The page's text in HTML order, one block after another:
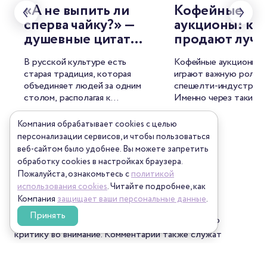
«А не выпить ли
сперва чайку?» —
душевные цитаты
о чае от
знаменитых
русских
писателей
В русской культуре есть
старая традиция, которая
объединяет людей за одним
столом, располагая к
душевной беседе. И
называется она — чаепитие.
Для русского человека это
целый ритуал, символ
гостеприимства, повод для
философских размышлений.
Неудивительно, что
напиток нашёл отражение и
в литературе.
Читать →
Кофейные
аукционы: как
продают
лоты мира
Кофейные аукционы
играют важную роль в
спешелти-индустрии.
Именно через такие
лучшие лоты
рынок, формируются
открываются новые
среди
фермеров это
среднего и заявить о
мире. Для
шанс найти зерна с
уникальным вкусом.
покупателей —
попробовать редкий
Читать →
Комментарии
Мы читаем все комментарии и принимаем любую
критику во внимание. Комментарии также служат
Компания обрабатывает cookies с целью
персонализации сервисов, и чтобы пользоваться
веб-сайтом было удобнее. Вы можете запретить
обработку сookies в настройках браузера.
Пожалуйста, ознакомьтесь сполитикой
использования cookies. Читайте подробнее, как
Компания защищает ваши персональные данные.
Принять